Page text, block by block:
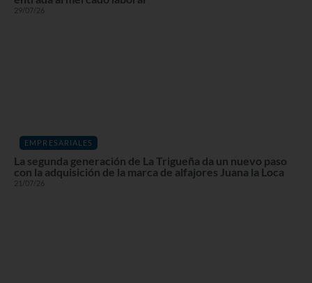
29/07/26
EMPRESARIALES
La segunda generación de La Trigueña da un nuevo paso
con la adquisición de la marca de alfajores Juana la Loca
21/07/26